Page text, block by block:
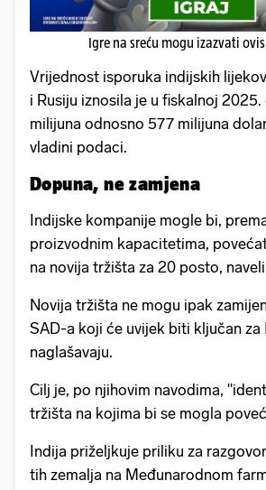
Igre na sreću mogu izazvati
Vrijednost isporuka indijskih
i Rusiju iznosila je u fiskalnoj
milijuna odnosno 577 milijuna
vladini podaci.
Dopuna, ne zamjena
Indijske kompanije mogle bi,
proizvodnim kapacitetima,
na novija tržišta za 20 posto,
Novija tržišta ne mogu ipak
SAD-a koji će uvijek biti ključan za
naglašavaju.
Cilj je, po njihovim navodima,
tržišta na kojima bi se mogla
Indija priželjkuje priliku za
tih zemalja na Međunarodnom